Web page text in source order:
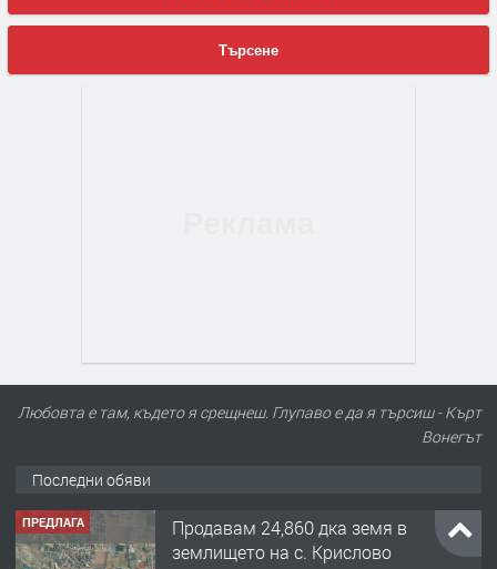
Търсене
Любовта е там, където я срещнеш. Глупаво е да я търсиш - Кърт
Вонегът
Последни обяви
ПРЕДЛАГА
Продавам 24,860 дка земя в
землището на с. Крислово